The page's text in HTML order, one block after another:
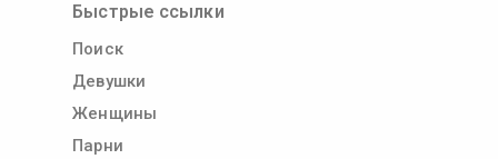
Быстрые ссылки
Поиск
Девушки
Женщины
Парни